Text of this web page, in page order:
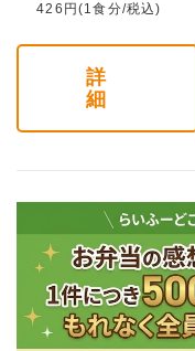
426円(1食分/税込)
詳
細